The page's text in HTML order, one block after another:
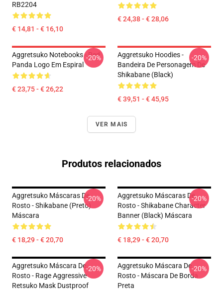
RB2204
€ 14,81 - € 16,10
€ 24,38 - € 28,06
Aggretsuko Notebooks - Red
Panda Logo Em Espiral
€ 23,75 - € 26,22
-20%
Aggretsuko Hoodies -
Bandeira De Personagem De
Shikabane (Black)
€ 39,51 - € 45,95
-20%
VER MAIS
Produtos relacionados
Aggretsuko Máscaras De
Rosto - Shikabane (preto)
Máscara
€ 18,29 - € 20,70
-20%
Aggretsuko Máscaras De
Rosto - Shikabane Character
Banner (Black) Máscara
€ 18,29 - € 20,70
-20%
Aggretsuko Máscara De
Rosto - Rage Aggressive
Retsuko Mask Dustproof
-20%
Aggretsuko Máscara De
Rosto - Máscara De Borda
Preta
-20%